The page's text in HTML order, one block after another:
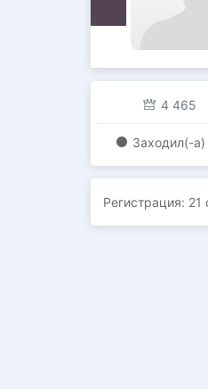
4 465
Заходил(-a)
Регистрация: 21